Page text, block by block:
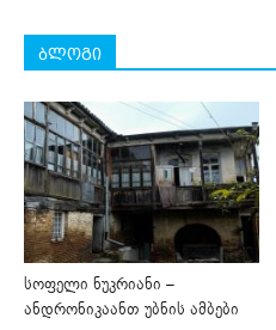
ბლოგი
სოფელი ნუკრიანი –
ანდრონიკაანთ უბნის ამბები